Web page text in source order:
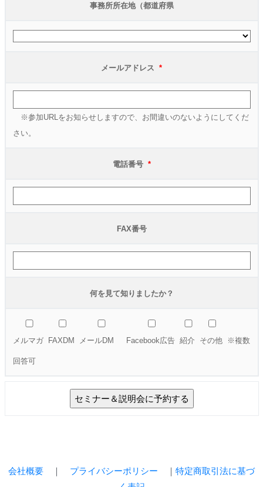
事務所所在地（都道府県
メールアドレス *
※参加URLをお知らせしますので、お間違いのないようにしてくだ
さい。
電話番号 *
FAX番号
何を見て知りましたか？
メルマガ FAXDM メールDM Facebook広告 紹介 その他 ※複数
回答可
会社概要 ｜ プライバシーポリシー ｜ 特定商取引法に基づ